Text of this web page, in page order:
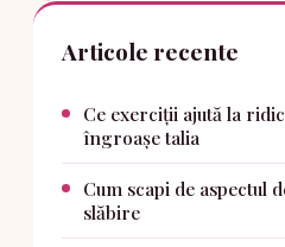
Articole recente
Ce exerciții ajută la
îngroașe talia
Cum scapi de aspectul
slăbire